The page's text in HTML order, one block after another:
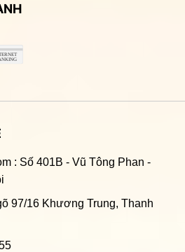
: Số 401B - Vũ Tông Phan -
97/16 Khương Trung, Thanh